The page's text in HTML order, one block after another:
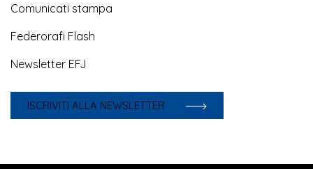
Comunicati stampa
Federorafi Flash
Newsletter EFJ
ISCRIVITI ALLA NEWSLETTER